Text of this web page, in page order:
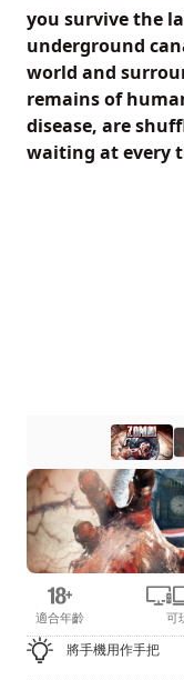
you survive the
underground
world and
remains of
disease, are
waiting at every
適合年齡 可
將手機用作手把